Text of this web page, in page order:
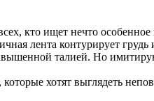
кто ищет нечто
лента контурирует
талией. Но
хотят выглядеть